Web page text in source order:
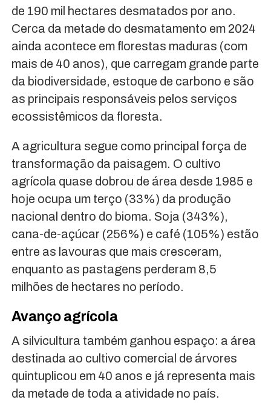
de 190 mil hectares desmatados por ano.
Cerca da metade do desmatamento em 2024
ainda acontece em florestas maduras (com
mais de 40 anos), que carregam grande parte
da biodiversidade, estoque de carbono e são
as principais responsáveis pelos serviços
ecossistêmicos da floresta.
A agricultura segue como principal força de
transformação da paisagem. O cultivo
agrícola quase dobrou de área desde 1985 e
hoje ocupa um terço (33%) da produção
nacional dentro do bioma. Soja (343%),
cana-de-açúcar (256%) e café (105%) estão
entre as lavouras que mais cresceram,
enquanto as pastagens perderam 8,5
milhões de hectares no período.
Avanço agrícola
A silvicultura também ganhou espaço: a área
destinada ao cultivo comercial de árvores
quintuplicou em 40 anos e já representa mais
da metade de toda a atividade no país.